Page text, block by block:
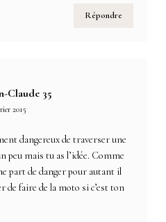
Répondre
Claude 35
2015
dangereux de traverser une
peu mais tu as l’idée. Comme
part de danger pour autant il
de faire de la moto si c’est ton